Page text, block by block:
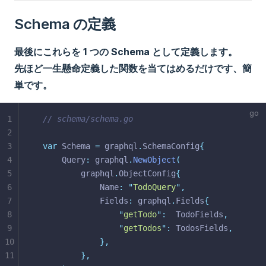
Schema の定義
最後にこれらを 1 つの Schema として定義します。
先ほど一生懸命定義した関数を当てはめるだけです、簡
単です。
// schema/schema.go
var Schema = graphql . SchemaConfig{
	Query
: graphql . NewObject (
		graphql
.ObjectConfig{
			Name
: "TodoQuery" ,
			Fields
: graphql . Fields{
"getTodo" :
  TodoFields
,
"getTodos" : TodosFields ,
},
},
1
2
3
4
5
6
7
8
9
10
11